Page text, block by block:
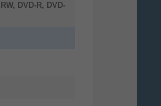
DVD-R, DVD-